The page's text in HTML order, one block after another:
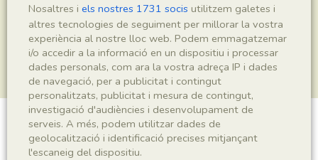
Plantae indet.
Nosaltres i els nostres 1731 socis utilitzem galetes i
altres tecnologies de seguiment per millorar la vostra
experiència al nostre lloc web. Podem emmagatzemar
i/o accedir a la informació en un dispositiu i processar
dades personals, com ara la vostra adreça IP i dades
de navegació, per a publicitat i contingut
personalitzats, publicitat i mesura de contingut,
investigació d'audiències i desenvolupament de
serveis. A més, podem utilitzar dades de
geolocalització i identificació precises mitjançant
l'escaneig del dispositiu.